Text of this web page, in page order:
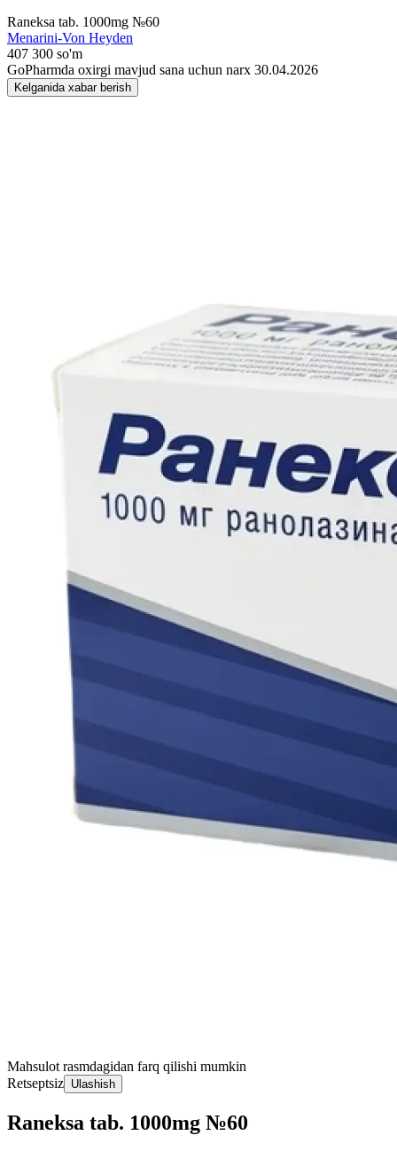
Raneksa tab. 1000mg №60
Menarini-Von Heyden
407 300 so'm
GoPharmda oxirgi mavjud sana uchun narx 30.04.2026
Kelganida xabar berish
Mahsulot rasmdagidan farq qilishi mumkin
Retseptsiz Ulashish
Raneksa tab. 1000mg №60